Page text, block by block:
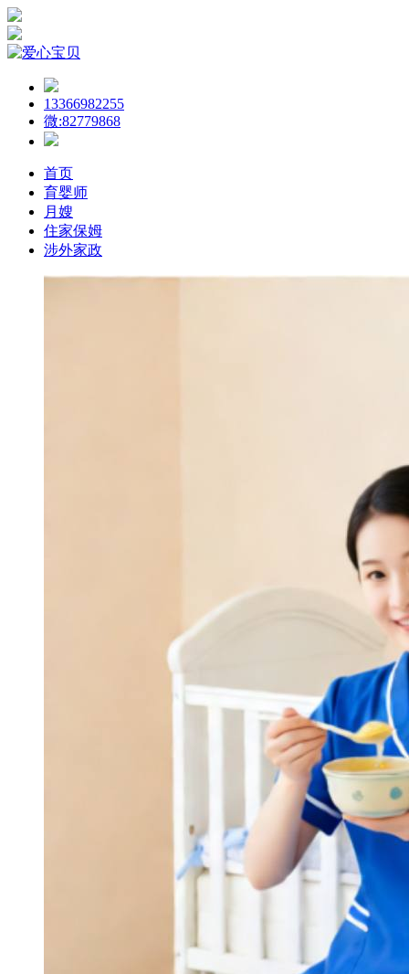
13366982255
微:82779868
首页
育婴师
月嫂
住家保姆
涉外家政